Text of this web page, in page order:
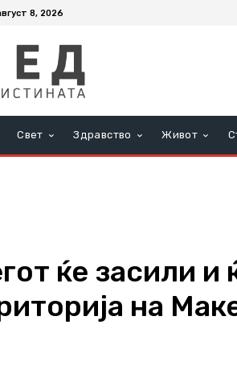
8, 2026
Свет Здравство Живот
ќе засили и
на